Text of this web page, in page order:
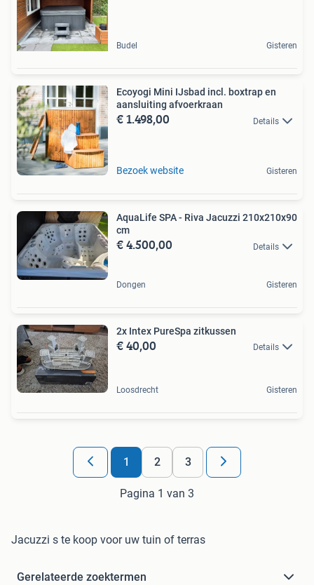
Budel Gisteren
Ecoyogi Mini IJsbad incl. boxtrap en
aansluiting afvoerkraan
€ 1.498,00 Details
Bezoek website Gisteren
AquaLife SPA - Riva Jacuzzi 210x210x90
cm
€ 4.500,00 Details
Dongen Gisteren
2x Intex PureSpa zitkussen
€ 40,00 Details
Loosdrecht Gisteren
1 2 3
Pagina 1 van 3
Jacuzzi s te koop voor uw tuin of terras
Gerelateerde zoektermen